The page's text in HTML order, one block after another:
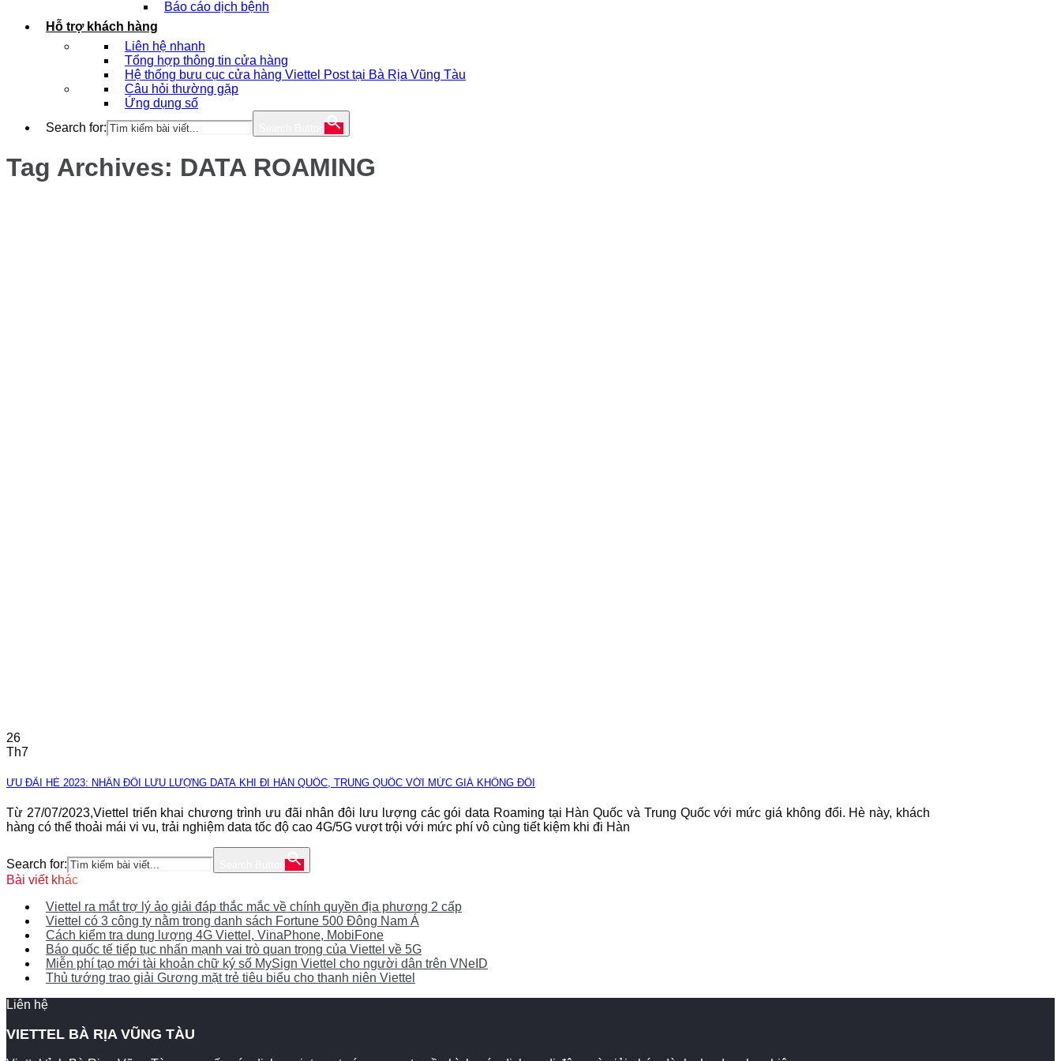
Báo cáo dịch bệnh
Hỗ trợ khách hàng
Liên hệ nhanh
Tổng hợp thông tin cửa hàng
Hệ thống bưu cục cửa hàng Viettel Post tại Bà Rịa Vũng Tàu
Câu hỏi thường gặp
Ứng dụng số
Search for:
Tag Archives: DATA ROAMING
26
Th7
ƯU ĐÃI HÈ 2023: NHÂN ĐÔI LƯU LƯỢNG DATA KHI ĐI HÀN QUỐC, TRUNG QUỐC VỚI MỨC GIÁ KHÔNG ĐỔI
Từ 27/07/2023,Viettel triển khai chương trình ưu đãi nhân đôi lưu lượng các gói data Roaming tại Hàn Quốc và Trung Quốc với mức giá không đổi. Hè này, khách
hàng có thể thoải mái vi vu, trải nghiệm data tốc độ cao 4G/5G vượt trội với mức phí vô cùng tiết kiệm khi đi Hàn
Search for:
Bài viết khác
Viettel ra mắt trợ lý ảo giải đáp thắc mắc về chính quyền địa phương 2 cấp
Viettel có 3 công ty nằm trong danh sách Fortune 500 Đông Nam Á
Cách kiểm tra dung lượng 4G Viettel, VinaPhone, MobiFone
Báo quốc tế tiếp tục nhấn mạnh vai trò quan trọng của Viettel về 5G
Miễn phí tạo mới tài khoản chữ ký số MySign Viettel cho người dân trên VNeID
Thủ tướng trao giải Gương mặt trẻ tiêu biểu cho thanh niên Viettel
Liên hệ
VIETTEL BÀ RỊA VŨNG TÀU